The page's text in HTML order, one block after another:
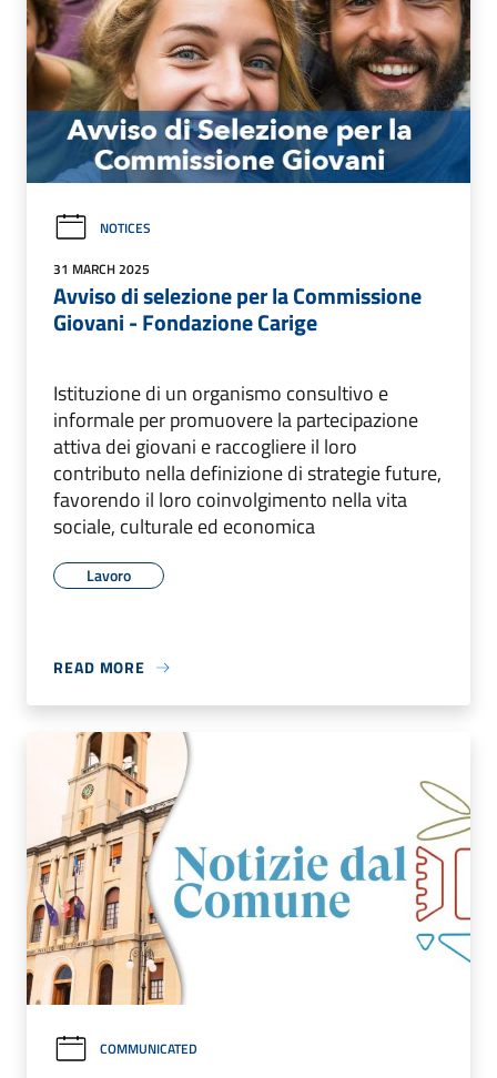
NOTICES
31 MARCH 2025
Avviso di selezione per la Commissione
Giovani - Fondazione Carige
Istituzione di un organismo consultivo e
informale per promuovere la partecipazione
attiva dei giovani e raccogliere il loro
contributo nella definizione di strategie future,
favorendo il loro coinvolgimento nella vita
sociale, culturale ed economica
Lavoro
READ MORE
COMMUNICATED